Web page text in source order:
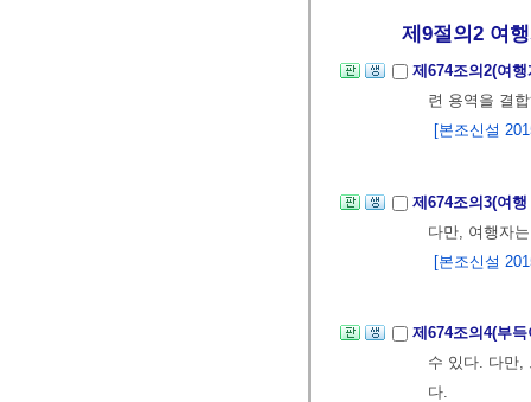
제9절의2 여행
제674조의2(여
련 용역을 결
[본조신설
제674조의3(여
다만, 여행자
[본조신설
제674조의4(부
수 있다. 다만,
다.